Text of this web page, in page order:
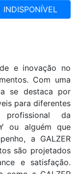
INDISPONÍVEL
e inovação no
Com uma
se destaca por
para diferentes
da
ou alguém que
a GALZER
são projetados
e satisfação.